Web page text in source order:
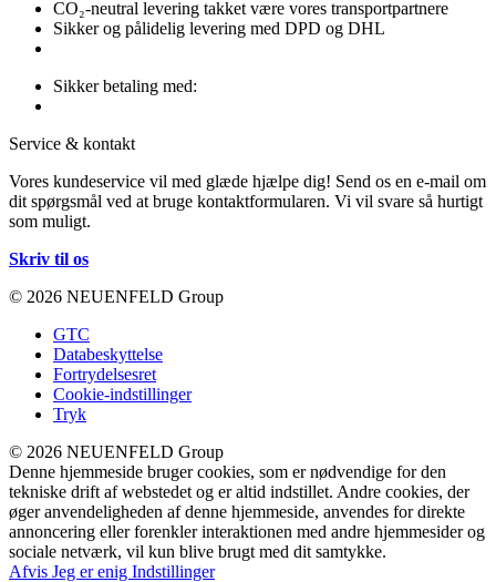
CO₂-neutral levering takket være vores transportpartnere
Sikker og pålidelig levering med DPD og DHL
Sikker betaling med:
Service & kontakt
Vores kundeservice vil med glæde hjælpe dig! Send os en e-mail om
dit spørgsmål ved at bruge kontaktformularen. Vi vil svare så hurtigt
som muligt.
Skriv til os
© 2026 NEUENFELD Group
GTC
Databeskyttelse
Fortrydelsesret
Cookie-indstillinger
Tryk
© 2026 NEUENFELD Group
Denne hjemmeside bruger cookies, som er nødvendige for den
tekniske drift af webstedet og er altid indstillet. Andre cookies, der
øger anvendeligheden af denne hjemmeside, anvendes for direkte
annoncering eller forenkler interaktionen med andre hjemmesider og
sociale netværk, vil kun blive brugt med dit samtykke.
Afvis Jeg er enig Indstillinger